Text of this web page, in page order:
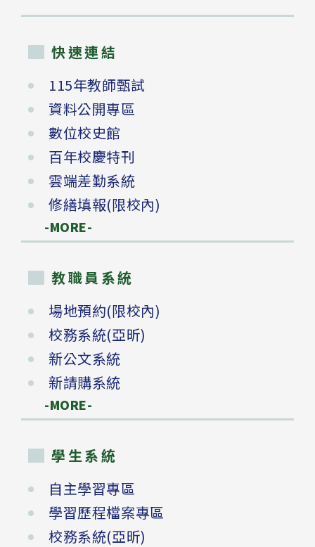
快速連結
115年教師甄試
資料公開專區
數位校史館
百年校慶特刊
雲端差勤系統
修繕填報(限校內)
-MORE-
教職員系統
場地預約(限校內)
校務系統(亞昕)
新公文系統
新請購系統
-MORE-
學生系統
自主學習專區
學習歷程檔案專區
校務系統(亞昕)